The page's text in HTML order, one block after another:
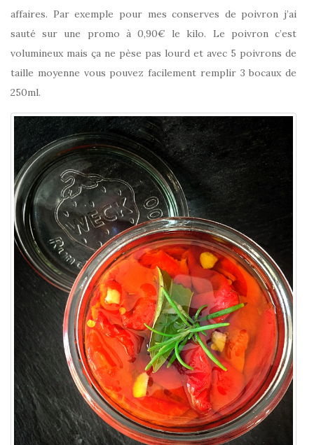
affaires. Par exemple pour mes conserves de poivron j’ai
sauté sur une promo à 0,90€ le kilo. Le poivron c’est
volumineux mais ça ne pèse pas lourd et avec 5 poivrons de
taille moyenne vous pouvez facilement remplir 3 bocaux de
250ml.